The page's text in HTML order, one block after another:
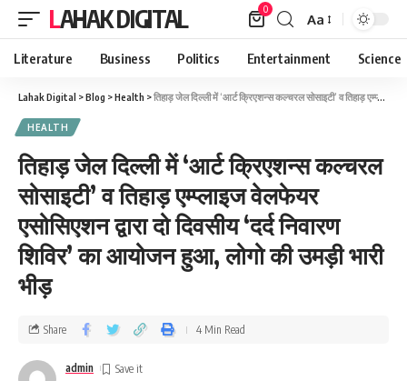
LAHAK DIGITAL 0
Aa
Literature Business Politics Entertainment Science
Lahak Digital >Blog >Health >तिहाड़ जेल दिल्ली में ‘आर्ट क्रिएशन्स कल्चरल सोसाइटी’ व तिहाड़ एम्प्लाइज वेलफेयर एसोसिएशन द्वारा दो दिवसीय ‘दर्द निवारण शिविर’ का आयोजन हुआ, लोगो की उमड़ी भारी भीड़
HEALTH
तिहाड़ जेल दिल्ली में ‘आर्ट क्रिएशन्स कल्चरल
सोसाइटी’ व तिहाड़ एम्प्लाइज वेलफेयर
एसोसिएशन द्वारा दो दिवसीय ‘दर्द निवारण
शिविर’ का आयोजन हुआ, लोगो की उमड़ी भारी
भीड़
admin
Share 4 Min Read